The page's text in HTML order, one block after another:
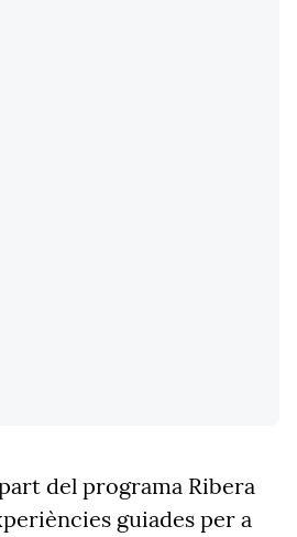
del programa Ribera
guiades per a